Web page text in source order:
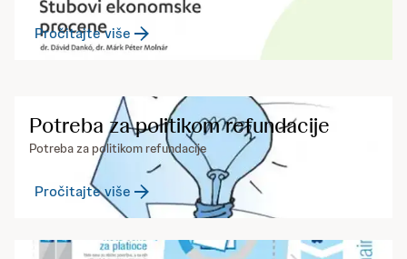
Pročitajte više
Potreba za politikom refundacije
Potreba za politikom refundacije
Pročitajte više